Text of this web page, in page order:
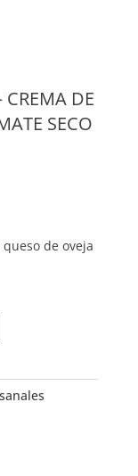
CREMA DE
SECO
queso de oveja